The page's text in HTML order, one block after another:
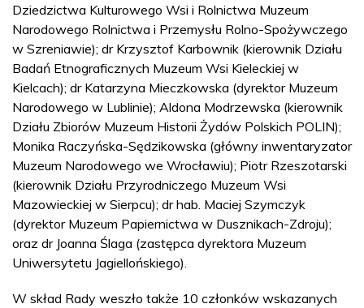
Dziedzictwa Kulturowego Wsi i Rolnictwa Muzeum
Narodowego Rolnictwa i Przemysłu Rolno-Spożywczego
w Szreniawie); dr Krzysztof Karbownik (kierownik Działu
Badań Etnograficznych Muzeum Wsi Kieleckiej w
Kielcach); dr Katarzyna Mieczkowska (dyrektor Muzeum
Narodowego w Lublinie); Aldona Modrzewska (kierownik
Działu Zbiorów Muzeum Historii Żydów Polskich POLIN);
Monika Raczyńska-Sędzikowska (główny inwentaryzator
Muzeum Narodowego we Wrocławiu); Piotr Rzeszotarski
(kierownik Działu Przyrodniczego Muzeum Wsi
Mazowieckiej w Sierpcu); dr hab. Maciej Szymczyk
(dyrektor Muzeum Papiernictwa w Dusznikach-Zdroju);
oraz dr Joanna Ślaga (zastępca dyrektora Muzeum
Uniwersytetu Jagiellońskiego).
W skład Rady weszło także 10 członków wskazanych